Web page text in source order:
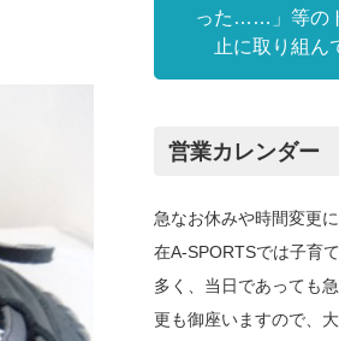
った……」等の
止に取り組ん
営業カレンダー
急なお休みや時間変更
在A-SPORTSでは子育
多く、当日であっても
更も御座いますので、